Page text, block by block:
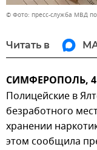
© Фото: пресс-служба МВД
Читать в
СИМФЕРОПОЛЬ,
Полицейские в
безработного
хранении
этом сообщила